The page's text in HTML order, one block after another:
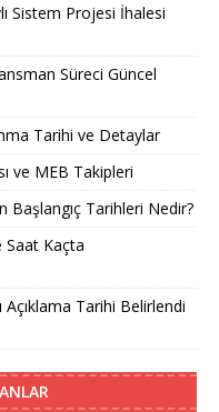
Sistem Projesi İhalesi
Süreci Güncel
Tarihi ve Detaylar
ve MEB Takipleri
Başlangıç Tarihleri Nedir?
Saat Kaçta
Açıklama Tarihi Belirlendi